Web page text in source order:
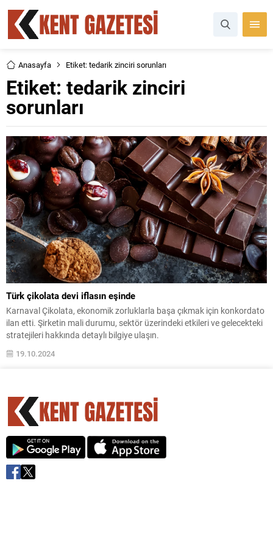
Anasayfa Etiket: tedarik zinciri sorunları
Etiket: tedarik zinciri
sorunları
Türk çikolata devi iflasın eşinde
Karnaval Çikolata, ekonomik zorluklarla başa çıkmak için konkordato
ilan etti. Şirketin mali durumu, sektör üzerindeki etkileri ve gelecekteki
stratejileri hakkında detaylı bilgiye ulaşın.
19.10.2024